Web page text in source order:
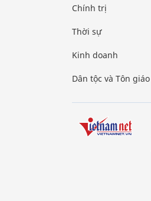
Chính trị
Thời sự
Kinh doanh
Dân tộc và Tôn giáo